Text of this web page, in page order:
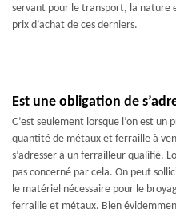
servant pour le transport, la nature
prix d’achat de ces derniers.
Est une obligation de
C’est seulement lorsque l’on est un
quantité de métaux et ferraille à
s’adresser à un ferrailleur qualifié.
pas concerné par cela. On peut
le matériel nécessaire pour le
ferraille et métaux. Bien